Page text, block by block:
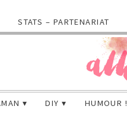
STATS – PARTENARIAT
DIY HUMOUR !